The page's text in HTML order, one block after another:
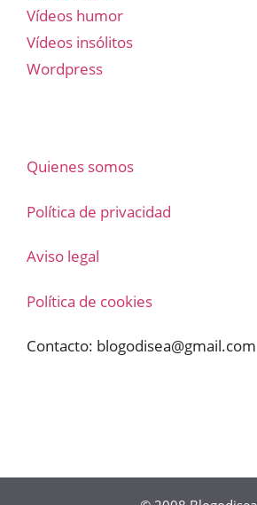
Vídeos humor
Vídeos insólitos
Wordpress
Quienes somos
Política de privacidad
Aviso legal
Política de cookies
Contacto: blogodisea@gmail.com